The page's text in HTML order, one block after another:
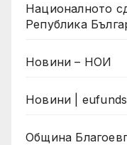
Националното
Република
Новини – НОИ
Новини | eufunds
Община